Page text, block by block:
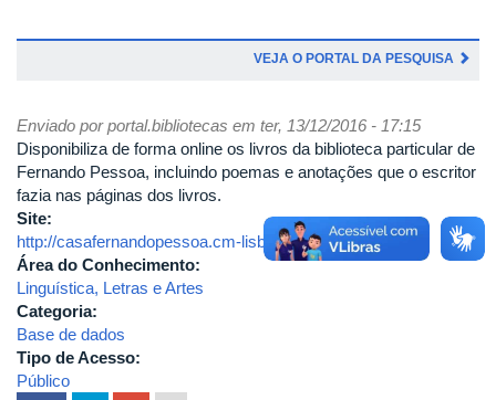
VEJA O PORTAL DA PESQUISA
Enviado porportal.bibliotecas em ter, 13/12/2016 - 17:15
Disponibiliza de forma online os livros da biblioteca particular de
Fernando Pessoa, incluindo poemas e anotações que o escritor
fazia nas páginas dos livros.
Site:
http://casafernandopessoa.cm-lisboa.pt/
Área do Conhecimento:
Linguística, Letras e Artes
Categoria:
Base de dados
Tipo de Acesso:
Público